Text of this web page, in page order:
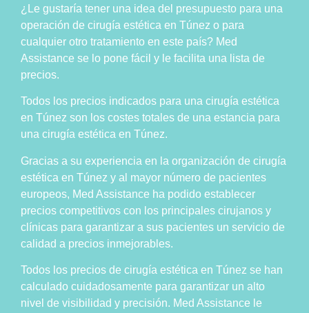
¿Le gustaría tener una idea del presupuesto para una
operación de cirugía estética en Túnez o para
cualquier otro tratamiento en este país? Med
Assistance se lo pone fácil y le facilita una lista de
precios.
Todos los precios indicados para una cirugía estética
en Túnez son los costes totales de una estancia para
una cirugía estética en Túnez.
Gracias a su experiencia en la organización de cirugía
estética en Túnez y al mayor número de pacientes
europeos, Med Assistance ha podido establecer
precios competitivos con los principales cirujanos y
clínicas para garantizar a sus pacientes un servicio de
calidad a precios inmejorables.
Todos los precios de cirugía estética en Túnez se han
calculado cuidadosamente para garantizar un alto
nivel de visibilidad y precisión. Med Assistance le